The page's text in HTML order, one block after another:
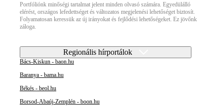
Portfóliónk minőségi tartalmat jelent minden olvasó számára. Egyedülálló
elérést, országos lefedettséget és változatos megjelenési lehetőséget biztosít.
Folyamatosan keressük az új irányokat és fejlődési lehetőségeket. Ez jövőnk
záloga.
Regionális hírportálok
Bács-Kiskun - baon.hu
Baranya - bama.hu
Békés - beol.hu
Borsod-Abaúj-Zemplén - boon.hu